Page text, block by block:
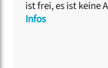
ist frei, es ist keine
Infos